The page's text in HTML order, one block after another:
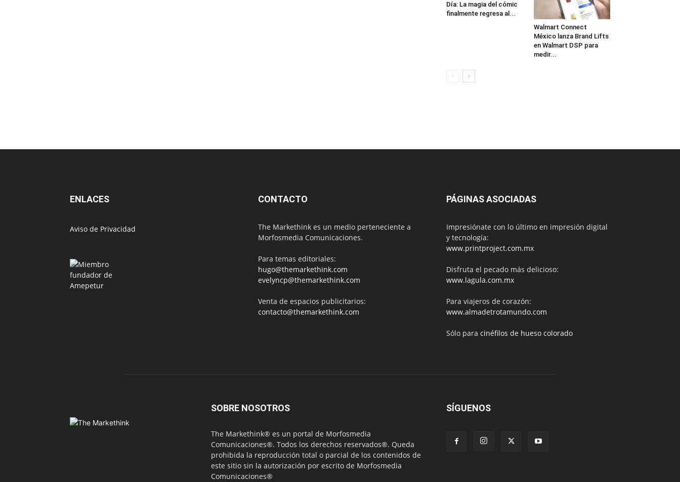
Día: La magia del cómic
finalmente regresa al...
Walmart Connect
México lanza Brand Lifts
en Walmart DSP para
medir...
ENLACES
Aviso de Privacidad
CONTACTO
The Markethink es un medio perteneciente a
Morfosmedia Comunicaciones.
Para temas editoriales:
hugo@themarkethink.com
evelyncp@themarkethink.com
Venta de espacios publicitarios:
contacto@themarkethink.com
PÁGINAS ASOCIADAS
Impresiónate con lo último en impresión digital
y tecnología:
www.printproject.com.mx
Disfruta el pecado más delicioso:
www.lagula.com.mx
Para viajeros de corazón:
www.almadetrotamundo.com
Sólo para cinéfilos de hueso colorado
SOBRE NOSOTROS
The Markethink® es un portal de Morfosmedia
Comunicaciones®. Todos los derechos reservados®. Queda
prohibida la reproducción total o parcial de los contenidos de
este sitio sin la autorización por escrito de Morfosmedia
Comunicaciones®
SÍGUENOS